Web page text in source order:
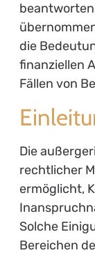
die
finanziellen
Fällen von
Die
rechtlicher
ermöglicht,
Solche
Bereichen